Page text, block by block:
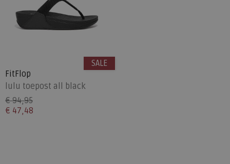
FitFlop
lulu toepost all black
€ 94,95
€ 47,48
SALE